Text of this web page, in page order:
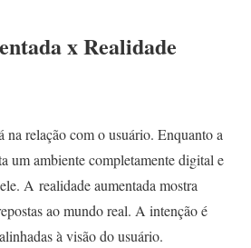
x Realidade
na relação com o usuário. Enquanto a
um ambiente completamente digital e
A realidade aumentada mostra
ao mundo real. A intenção é
à visão do usuário.